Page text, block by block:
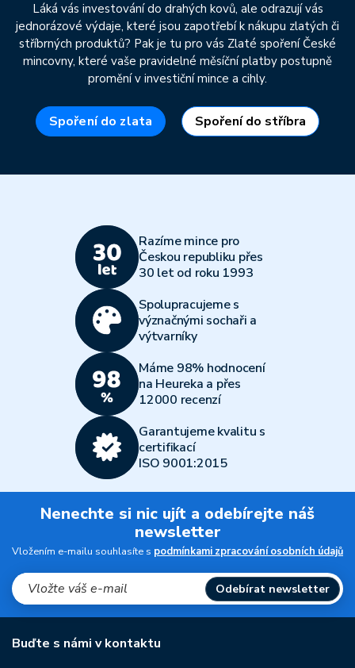
Láká vás investování do drahých kovů, ale odrazují vás
jednorázové výdaje, které jsou zapotřebí k nákupu zlatých či
stříbrných produktů? Pak je tu pro vás Zlaté spoření České
mincovny, které vaše pravidelné měsíční platby postupně
promění v investiční mince a cihly.
Spoření do zlata Spoření do stříbra
Razíme mince pro
Českou republiku přes
30 let od roku 1993
Spolupracujeme s
význačnými sochaři a
výtvarníky
Máme 98% hodnocení
na Heureka a přes
12000 recenzí
Garantujeme kvalitu s
certifikací
ISO 9001:2015
Nenechte si nic ujít a odebírejte náš
newsletter
Vložením e-mailu souhlasíte s podmínkami zpracování osobních údajů
Odebírat newsletter
Buďte s námi v kontaktu